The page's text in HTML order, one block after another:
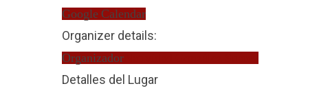
Google Calendar
Organizer details:
Organizador
Detalles del Lugar